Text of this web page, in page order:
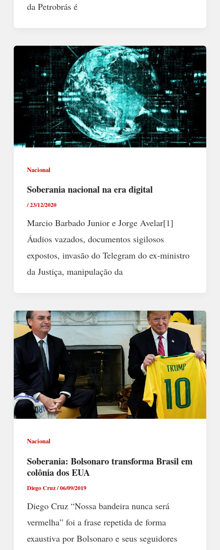
da Petrobrás é
Nacional
Soberania nacional na era digital
/23/12/2020
Marcio Barbado Junior e Jorge Avelar[1]
Áudios vazados, documentos sigilosos
expostos, invasão do Telegram do ex-ministro
da Justiça, manipulação da
Nacional
Soberania: Bolsonaro transforma Brasil em
colônia dos EUA
Diego Cruz/06/09/2019
Diego Cruz “Nossa bandeira nunca será
vermelha” foi a frase repetida de forma
exaustiva por Bolsonaro e seus seguidores